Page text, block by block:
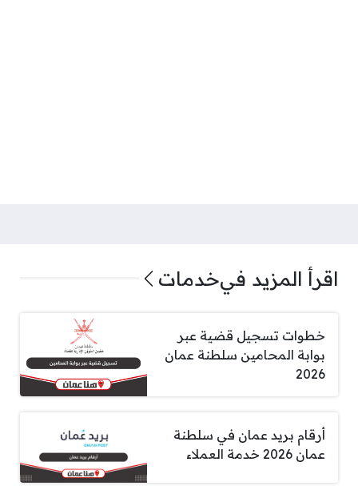
اقرأ المزيد فيخدمات
خطوات تسجيل قضية عبر
بوابة المحامين سلطنة عمان
2026
أرقام بريد عمان في سلطنة
عمان 2026 خدمة العملاء